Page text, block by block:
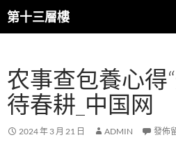
跳
至
內
第十三層樓
搜
尋
农事查包養心得
待春耕_中国网
2024 年 3 月 21 日 ADMIN 發佈